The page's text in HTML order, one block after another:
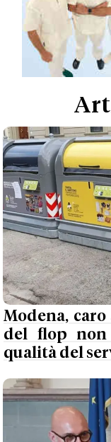
Modena,
del flop
qualità del